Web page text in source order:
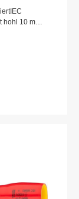
10 mm
/ Länge: